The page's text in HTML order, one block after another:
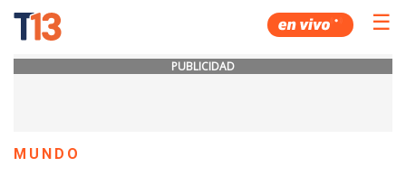
☰
PUBLICIDAD
MUNDO